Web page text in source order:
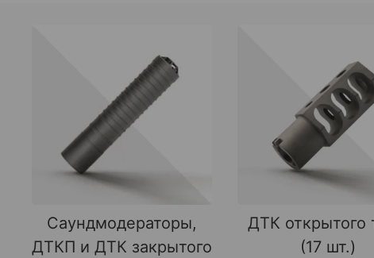
Саундмодераторы,
ДТКП и ДТК закрытого
ДТК открытого
(17 шт.)